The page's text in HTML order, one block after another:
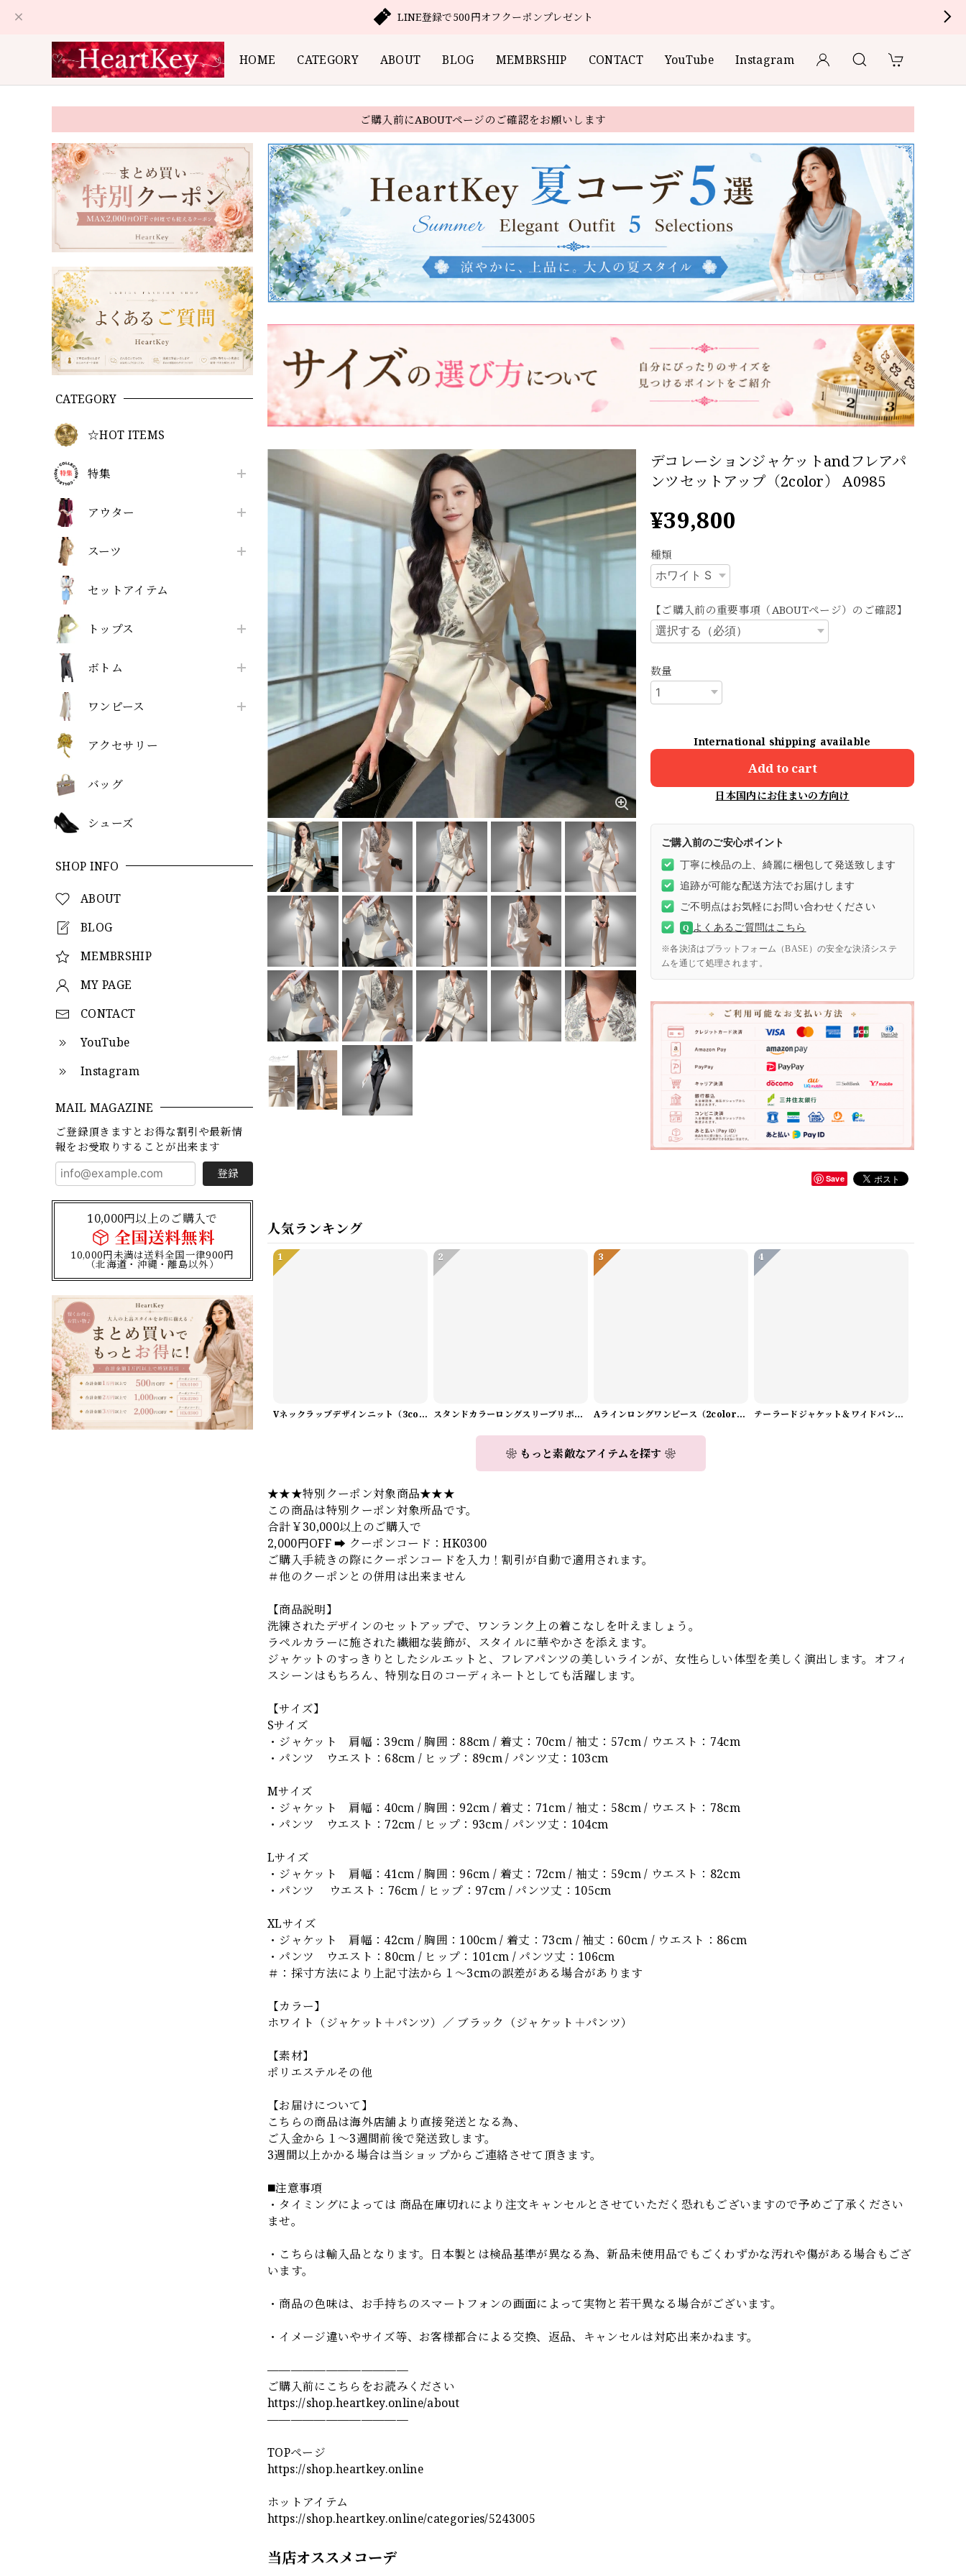
LINE登録で500円オフクーポンプレゼント
HOME CATEGORY ABOUT BLOG MEMBRSHIP CONTACT YouTube Instagram
ご購入前にABOUTページのご確認をお願いします
CATEGORY
☆HOT ITEMS
特集
アウター
スーツ
セットアイテム
トップス
ボトム
ワンピース
アクセサリー
バッグ
シューズ
SHOP INFO
ABOUT
BLOG
MEMBRSHIP
MY PAGE
CONTACT
YouTube
Instagram
MAIL MAGAZINE
ご登録頂きますとお得な割引や最新情
報をお受取りすることが出来ます
登録
10,000円以上のご購入で
全国送料無料
10,000円未満は送料全国一律900円
（北海道・沖縄・離島以外）
デコレーションジャケットandフレアパ
ンツセットアップ（2color） A0985
¥39,800
種類
【ご購入前の重要事項（ABOUTページ）のご確認】
数量
International shipping available
Add to cart
日本国内にお住まいの方向け
ご購入前のご安心ポイント
丁寧に検品の上、綺麗に梱包して発送致します
追跡が可能な配送方法でお届けします
ご不明点はお気軽にお問い合わせください
Q よくあるご質問はこちら
※各決済はプラットフォーム（BASE）の安全な決済システ
ムを通じて処理されます。
Save
人気ランキング
1
Vネックラップデザインニット（3color） A1008
2
スタンドカラーロングスリーブリボンブラウス（3color） A1126
3
Aラインロングワンピース（2color） A0908
4
テーラードジャケット＆ワイドパンツスーツwithスカーフ A0987
❀ もっと素敵なアイテムを探す ❀
★★★特別クーポン対象商品★★★
この商品は特別クーポン対象所品です。
合計￥30,000以上のご購入で
2,000円OFF ➡️ クーポンコード：HK0300
ご購入手続きの際にクーポンコードを入力！割引が自動で適用されます。
＃他のクーポンとの併用は出来ません
【商品説明】
洗練されたデザインのセットアップで、ワンランク上の着こなしを叶えましょう。
ラペルカラーに施された繊細な装飾が、スタイルに華やかさを添えます。
ジャケットのすっきりとしたシルエットと、フレアパンツの美しいラインが、女性らしい体型を美しく演出します。オフィ
スシーンはもちろん、特別な日のコーディネートとしても活躍します。
【サイズ】
Sサイズ
・ジャケット 肩幅：39cm / 胸囲：88cm / 着丈：70cm / 袖丈：57cm / ウエスト：74cm
・パンツ ウエスト：68cm / ヒップ：89cm / パンツ丈：103cm
Mサイズ
・ジャケット 肩幅：40cm / 胸囲：92cm / 着丈：71cm / 袖丈：58cm / ウエスト：78cm
・パンツ ウエスト：72cm / ヒップ：93cm / パンツ丈：104cm
Lサイズ
・ジャケット 肩幅：41cm / 胸囲：96cm / 着丈：72cm / 袖丈：59cm / ウエスト：82cm
・パンツ ウエスト：76cm / ヒップ：97cm / パンツ丈：105cm
XLサイズ
・ジャケット 肩幅：42cm / 胸囲：100cm / 着丈：73cm / 袖丈：60cm / ウエスト：86cm
・パンツ ウエスト：80cm / ヒップ：101cm / パンツ丈：106cm
＃：採寸方法により上記寸法から１～3cmの誤差がある場合があります
【カラー】
ホワイト（ジャケット＋パンツ）／ ブラック（ジャケット＋パンツ）
【素材】
ポリエステルその他
【お届けについて】
こちらの商品は海外店舗より直接発送となる為、
ご入金から１～3週間前後で発送致します。
3週間以上かかる場合は当ショップからご連絡させて頂きます。
◼️注意事項
・タイミングによっては 商品在庫切れにより注文キャンセルとさせていただく恐れもございますので予めご了承ください
ませ。
・こちらは輸入品となります。日本製とは検品基準が異なる為、新品未使用品でもごくわずかな汚れや傷がある場合もござ
います。
・商品の色味は、お手持ちのスマートフォンの画面によって実物と若干異なる場合がございます。
・イメージ違いやサイズ等、お客様都合による交換、返品、キャンセルは対応出来かねます。
————————————
ご購入前にこちらをお読みください
https://shop.heartkey.online/about
————————————
TOPページ
https://shop.heartkey.online
ホットアイテム
https://shop.heartkey.online/categories/5243005
当店オススメコーデ